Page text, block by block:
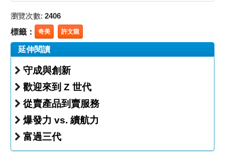
瀏覽次數: 2406
標籤： 奇美 許文龍
延伸閱讀
守成與創新
歡迎來到 Z 世代
從賣產品到賣服務
爆發力 vs. 續航力
富過三代